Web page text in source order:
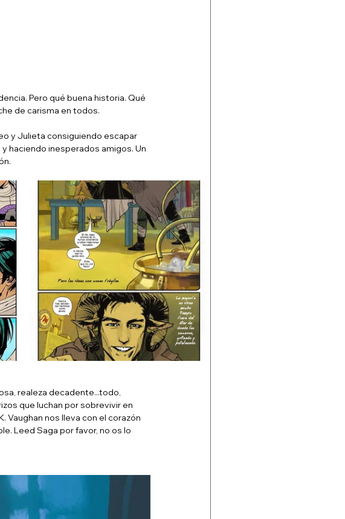
Pero qué buena historia. Qué
de carisma en todos.
y Julieta consiguiendo escapar
haciendo inesperados amigos. Un
realeza decadente...todo,
que luchan por sobrevivir en
Vaughan nos lleva con el corazón
Leed Saga por favor, no os lo